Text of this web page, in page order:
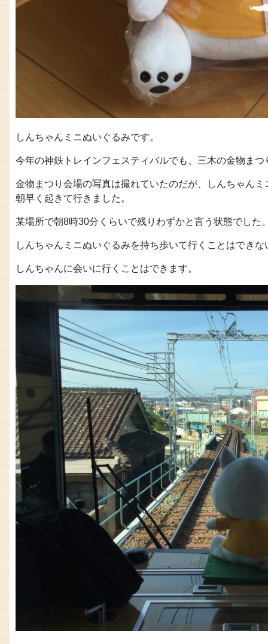
しんちゃんミニぬいぐるみです。
今年の神鉄トレインフェスティバルでも、三木の金物ま
金物まつり会場の写真は撮れていたのだが、しんちゃん
朝早く起きて行きました。
某場所で朝8時30分くらいで残りわずかと言う状態でした
しんちゃんミニぬいぐるみを持ち歩いて行くことはできな
しんちゃんに会いに行くことはできます。